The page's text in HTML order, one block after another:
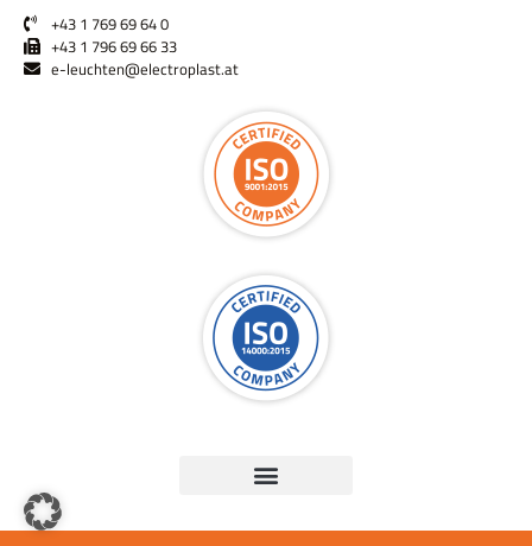
+43 1 769 69 64 0
+43 1 796 69 66 33
e-leuchten@electroplast.at